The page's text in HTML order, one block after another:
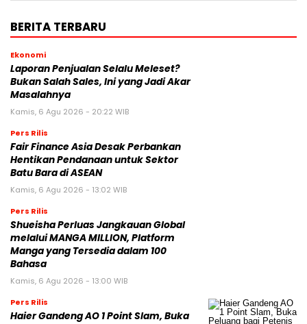
BERITA TERBARU
Ekonomi
Laporan Penjualan Selalu Meleset?
Bukan Salah Sales, Ini yang Jadi Akar
Masalahnya
Kamis, 6 Agu 2026 - 20:22 WIB
Pers Rilis
Fair Finance Asia Desak Perbankan
Hentikan Pendanaan untuk Sektor
Batu Bara di ASEAN
Kamis, 6 Agu 2026 - 13:02 WIB
Pers Rilis
Shueisha Perluas Jangkauan Global
melalui MANGA MILLION, Platform
Manga yang Tersedia dalam 100
Bahasa
Kamis, 6 Agu 2026 - 13:00 WIB
Pers Rilis
Haier Gandeng AO 1 Point Slam, Buka